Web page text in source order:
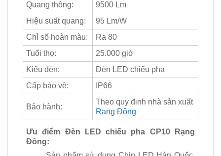
Quang thông:
9500 Lm
Hiệu suất quang:
95 Lm/W
Chỉ số hoàn màu:
Ra 80
Tuổi thọ:
25.000 giờ
Kiểu đèn:
Đèn LED chiếu pha
Cấp bảo vệ:
IP66
Bảo hành:
Theo quy định nhà sản xuất
Rạng Đông
Ưu điểm Đèn LED chiếu pha CP10 Rạng
Đông: